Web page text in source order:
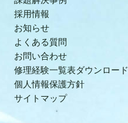
採用情報
お知らせ
よくある質問
お問い合わせ
修理経験一覧表ダウンロード
個人情報保護方針
サイトマップ